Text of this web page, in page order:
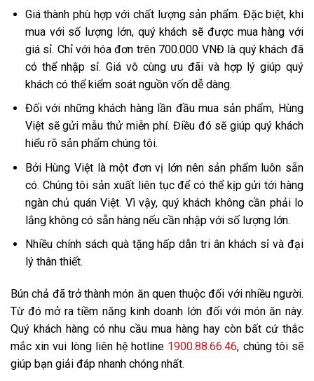
Giá thành phù hợp với chất lượng sản phẩm. Đặc biệt, khi
mua với số lượng lớn, quý khách sẽ được mua hàng với
giá sỉ. Chỉ với hóa đơn trên 700.000 VNĐ là quý khách đã
có thể nhập sỉ. Giá vô cùng ưu đãi và hợp lý giúp quý
khách có thể kiểm soát nguồn vốn dễ dàng.
Đối với những khách hàng lần đầu mua sản phẩm, Hùng
Việt sẽ gửi mẫu thử miễn phí. Điều đó sẽ giúp quý khách
hiểu rõ sản phẩm chúng tôi.
Bởi Hùng Việt là một đơn vị lớn nên sản phẩm luôn sẵn
có. Chúng tôi sản xuất liên tục để có thể kịp gửi tới hàng
ngàn chủ quán Việt. Vì vậy, quý khách không cần phải lo
lắng không có sẵn hàng nếu cần nhập với số lượng lớn.
Nhiều chính sách quà tặng hấp dẫn tri ân khách sỉ và đại
lý thân thiết.
Bún chả đã trở thành món ăn quen thuộc đối với nhiều người.
Từ đó mở ra tiềm năng kinh doanh lớn đối với món ăn này.
Quý khách hàng có nhu cầu mua hàng hay còn bất cứ thắc
mắc xin vui lòng liên hệ hotline 1900.88.66.46, chúng tôi sẽ
giúp bạn giải đáp nhanh chóng nhất.